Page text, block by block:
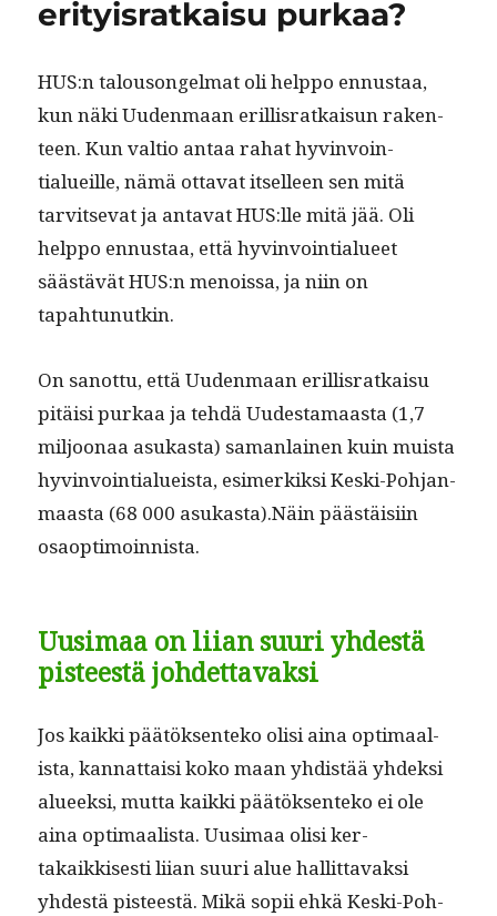
erityisratkaisu purkaa?
HUS:n talousongel­mat oli help­po ennus­taa,
kun näki Uuden­maan eril­lis­ratkaisun rak­en­
teen. Kun val­tio antaa rahat hyv­in­voin­
tialueille, nämä otta­vat itselleen sen mitä
tarvit­se­vat ja anta­vat HUS:lle mitä jää. Oli
help­po ennus­taa, että hyv­in­voin­tialueet
säästävät HUS:n menois­sa, ja niin on
tapahtunutkin.
On san­ot­tu, että Uuden­maan eril­lis­ratkaisu
pitäisi purkaa ja tehdä Uud­esta­maas­ta (1,7
miljoon­aa asukas­ta) saman­lainen kuin muista
hyv­in­voin­tialueista, esimerkik­si Kes­ki-Poh­jan­
maas­ta (68 000 asukasta).Näin päästäisi­in
osaoptimoinnista.
Uusimaa on liian suuri yhdestä
pisteestä johdettavaksi
Jos kaik­ki päätök­sen­teko olisi aina opti­maal­
ista, kan­nat­taisi koko maan yhdis­tää yhdek­si
alueek­si, mut­ta kaik­ki päätök­sen­teko ei ole
aina opti­maal­ista. Uusi­maa olisi ker­
takaikkises­ti liian suuri alue hal­lit­tavak­si
yhdestä pis­teestä. Mikä sopii ehkä Kes­ki-Poh­